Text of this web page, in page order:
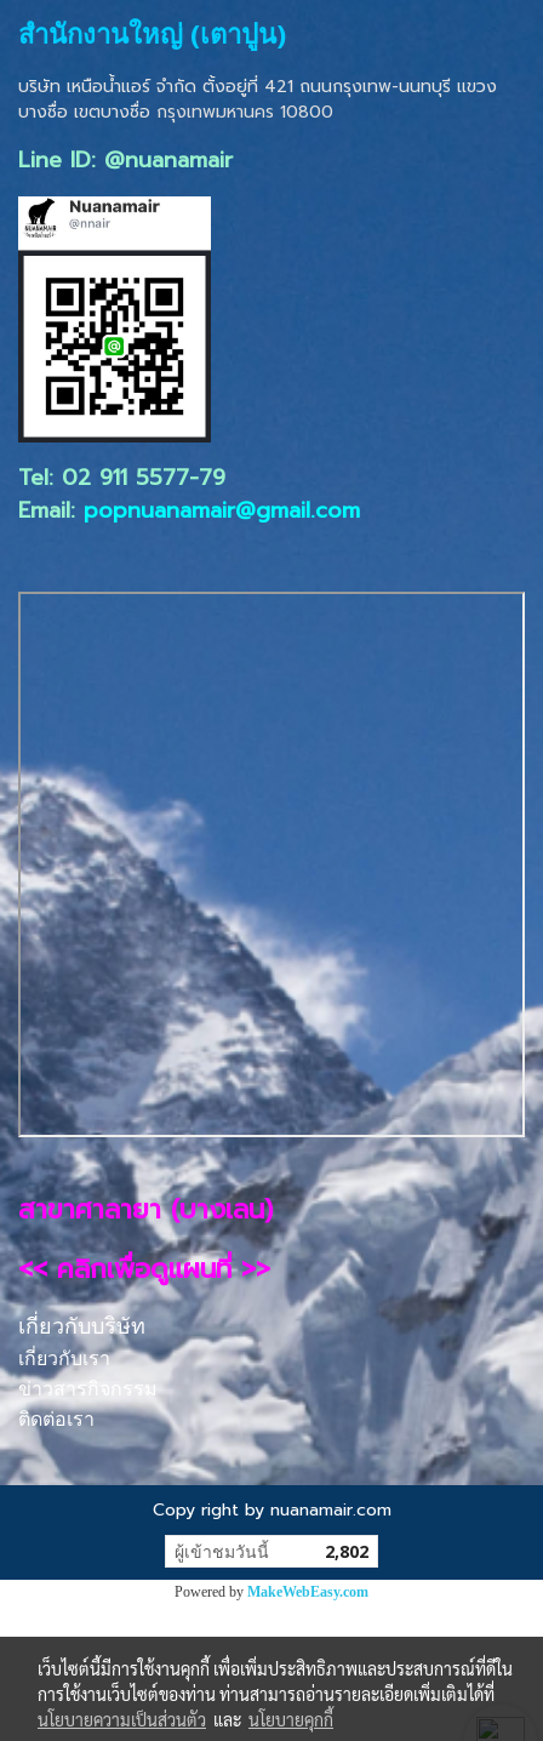
สำนักงานใหญ่ (เตาปูน)
บริษัท เหนือน้ำแอร์ จำกัด ตั้งอยู่ที่ 421 ถนนกรุงเทพ-นนทบุรี แขวง
บางซื่อ เขตบางซื่อ กรุงเทพมหานคร 10800
Line ID: @nuanamair
Tel: 02 ​911 5577-79
Email: popnuanamair@gmail.com
สาขาศาลายา (บางเลน)
<< คลิกเพื่อดูแผนที่ >>
เกี่ยวกับบริษัท
เกี่ยวกับเรา
ข่าวสารกิจกรรม
ติดต่อเรา
Copy right by nuanamair.com
ผู้เข้าชมวันนี้ 2,802
Powered by MakeWebEasy.com
เว็บไซต์นี้มีการใช้งานคุกกี้ เพื่อเพิ่มประสิทธิภาพและประสบการณ์ที่ดีใน
การใช้งานเว็บไซต์ของท่าน ท่านสามารถอ่านรายละเอียดเพิ่มเติมได้ที่
นโยบายความเป็นส่วนตัว และ นโยบายคุกกี้